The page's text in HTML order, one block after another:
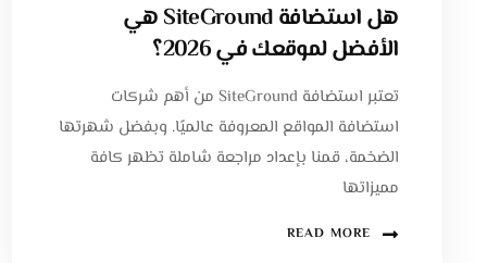
هل استضافة SiteGround هي
الأفضل لموقعك في 2026؟
تعتبر استضافة SiteGround من أهم شركات
استضافة المواقع المعروفة عالميًا. وبفضل شهرتها
الضخمة، قمنا بإعداد مراجعة شاملة تظهر كافة
مميزاتها
READ MORE